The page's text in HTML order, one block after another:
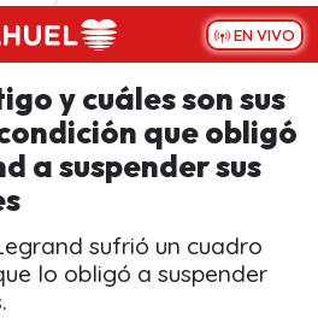
EN VIVO
y cuáles son sus
que obligó
a suspender sus
sufrió un cuadro
lo obligó a suspender